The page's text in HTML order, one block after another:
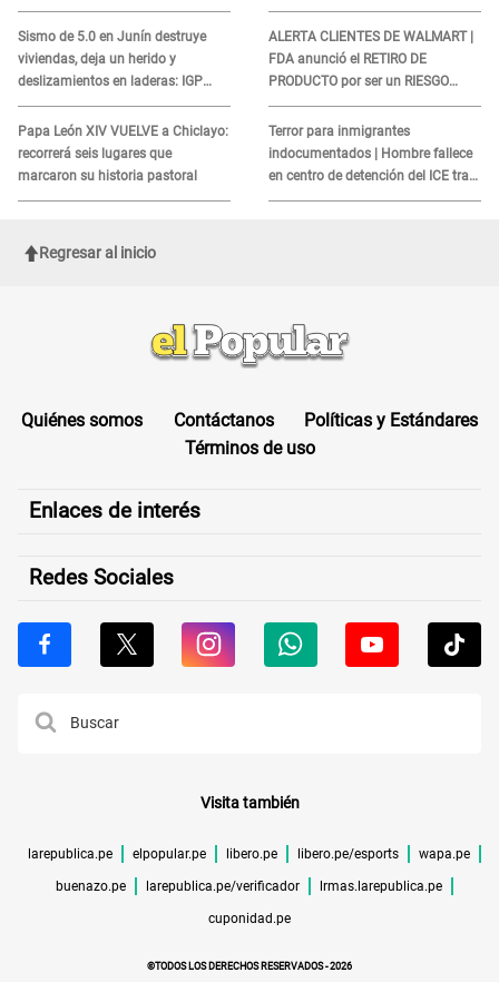
Sismo de 5.0 en Junín destruye
viviendas, deja un herido y
deslizamientos en laderas: IGP
alerta sobre posibles réplicas
Papa León XIV VUELVE a Chiclayo:
recorrerá seis lugares que
marcaron su historia pastoral
ALERTA CLIENTES DE WALMART |
FDA anunció el RETIRO DE
PRODUCTO por ser un RIESGO
MORTAL para consumidores: ¿Cuál
es?
Terror para inmigrantes
indocumentados | Hombre fallece
en centro de detención del ICE tras
sufrir una "emergencia médica"
Regresar al inicio
Quiénes somos Contáctanos
Políticas y Estándares
Términos de uso
Enlaces de interés
Redes Sociales
Visita también
larepublica.pe elpopular.pe libero.pe libero.pe/esports wapa.pe
buenazo.pe larepublica.pe/verificador lrmas.larepublica.pe
cuponidad.pe
©TODOS LOS DERECHOS RESERVADOS -2026